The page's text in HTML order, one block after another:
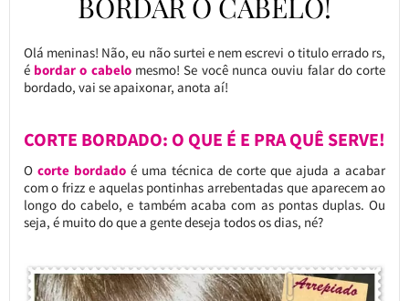
BORDAR O CABELO!
Olá meninas! Não, eu não surtei e nem escrevi o titulo errado rs,
é bordar o cabelomesmo! Se você nunca ouviu falar do corte
bordado, vai se apaixonar, anota aí!
CORTE BORDADO: O QUE É E PRA QUÊ SERVE!
Ocorte bordadoé uma técnica de corte que ajuda a acabar
com o frizz e aquelas pontinhas arrebentadas que aparecem ao
longo do cabelo, e também acaba com as pontas duplas. Ou
seja, é muito do que a gente deseja todos os dias, né?